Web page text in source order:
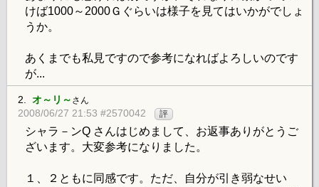
けば1000～2000Ｇぐらいは様子を見てはいかがでしょ
うか。
あくまでも私見ですので参考になればよろしいのです
が...
2. オ～リ～ さん
2008/06/27 21:53 #2570042 評
シャラ－ンQ さんはじめまして、お返事ありがとうご
ざいます。大変参考になりました。
１、２ともに同感です。ただ、自分が引き弱なせい